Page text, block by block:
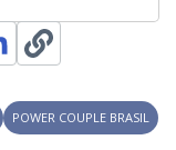
POWER COUPLE BRASIL